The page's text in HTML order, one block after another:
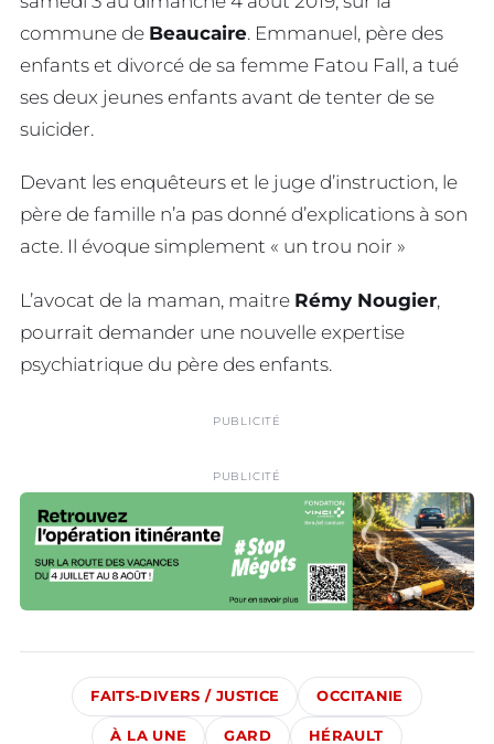
commune de Beaucaire. Emmanuel, père des
enfants et divorcé de sa femme Fatou Fall, a tué
ses deux jeunes enfants avant de tenter de se
suicider.
Devant les enquêteurs et le juge d’instruction, le
père de famille n’a pas donné d’explications à son
acte. Il évoque simplement « un trou noir »
L’avocat de la maman, maitre Rémy Nougier,
pourrait demander une nouvelle expertise
psychiatrique du père des enfants.
PUBLICITÉ
PUBLICITÉ
FAITS-DIVERS / JUSTICE OCCITANIE
À LA UNE GARD HÉRAULT